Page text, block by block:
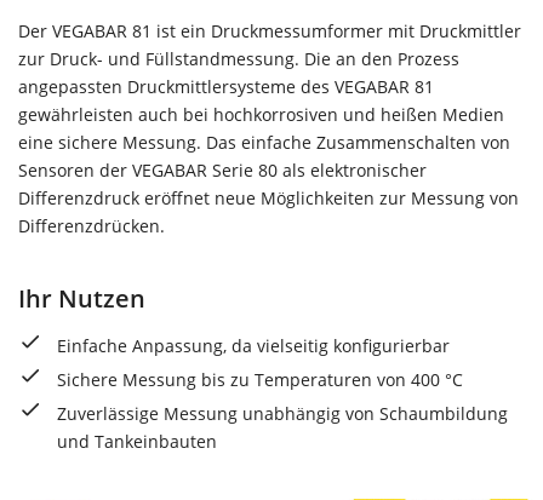
Der VEGABAR 81 ist ein Druckmessumformer mit Druckmittler
zur Druck- und Füllstandmessung. Die an den Prozess
angepassten Druckmittlersysteme des VEGABAR 81
gewährleisten auch bei hochkorrosiven und heißen Medien
eine sichere Messung. Das einfache Zusammenschalten von
Sensoren der VEGABAR Serie 80 als elektronischer
Differenzdruck eröffnet neue Möglichkeiten zur Messung von
Differenzdrücken.
Ihr Nutzen
Einfache Anpassung, da vielseitig konfigurierbar
Sichere Messung bis zu Temperaturen von 400 °C
Zuverlässige Messung unabhängig von Schaumbildung
und Tankeinbauten